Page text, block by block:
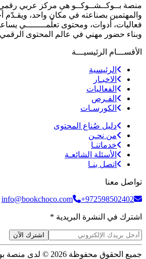
منصة بــوكــشــوكــو هي مركز عربي رقمي
والمهتمين بصناعته في مكان واحد، ويقـدّم
فعاليات، أدوات، ومحتوى تعلّمــــــــي
وبناء حضور مهني في عالم المحتوى
الأقســـام الرئيسيـــة
الرئيسية
الاخبـار
الفعاليات
الفـرص
الكورسـات
دليل صُناع المحتوى
من نحـن
خدماتنـا
الأسئلة الشائعـة
اتصل بنـا
تواصل معنا
info@bookchoco.com
+972598502402
اشترك في النشرة البريدية *
اشترك الآن
جميع الحقوق محفوظة 2026 © لدى منصة بوكشوكو